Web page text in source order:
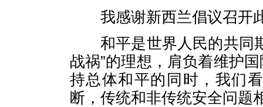
我感谢新西兰倡议召开
和平是世界人民的共同期
战祸”的理想，肩负着维护
持总体和平的同时，我们
断，传统和非传统安全问题